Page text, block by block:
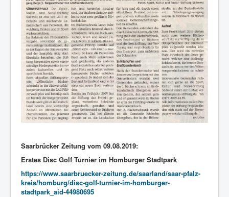
Saarbrücker Zeitung vom 09.08.2019:
Erstes Disc Golf Turnier im Homburger Stadtpark
https://www.saarbruecker-zeitung.de/saarland/saar-pfalz-
kreis/homburg/disc-golf-turnier-im-homburger-
stadtpark_aid-44980695